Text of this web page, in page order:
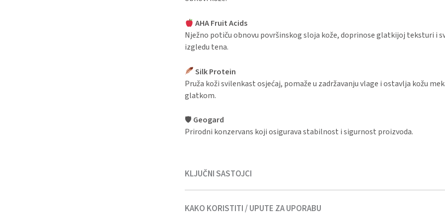
AHA Fruit Acids
Nježno potiču obnovu površinskog sloja kože, doprinose glatkijoj teksturi i
izgledu tena.
Silk Protein
Pruža koži svilenkast osjećaj, pomaže u zadržavanju vlage i ostavlja kožu
glatkom.
🛡 Geogard
Prirodni konzervans koji osigurava stabilnost i sigurnost proizvoda.
KLJUČNI SASTOJCI
Water, Rose Water, Neroli Water, Green tea extract, Dragon’s Blood
KAKO KORISTITI / UPUTE ZA UPORABU